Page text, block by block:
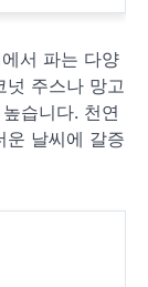
서 파는 다양
넛 주스나 망고
습니다. 천연
운 날씨에 갈증